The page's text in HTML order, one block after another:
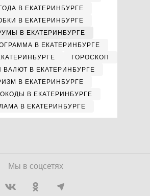
В ЕКАТЕРИНБУРГЕ
В ЕКАТЕРИНБУРГЕ
В ЕКАТЕРИНБУРГЕ
В ЕКАТЕРИНБУРГЕ
ГОРОСКОП
ВАЛЮТ В ЕКАТЕРИНБУРГЕ
В ЕКАТЕРИНБУРГЕ
В ЕКАТЕРИНБУРГЕ
В ЕКАТЕРИНБУРГЕ
Мы в соцсетях